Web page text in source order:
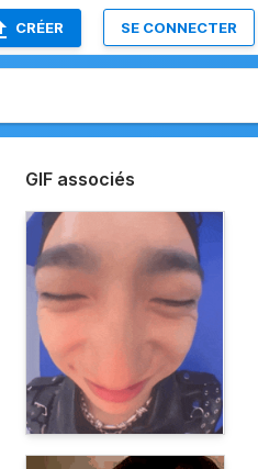
CRÉER SE CONNECTER
GIF associés